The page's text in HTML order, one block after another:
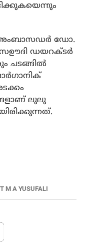
അംബാസഡര്‍ ഡോ.
ഡയറക്ടര്‍
ചടങ്ങില്‍
ലുലു
M A YUSUFALI